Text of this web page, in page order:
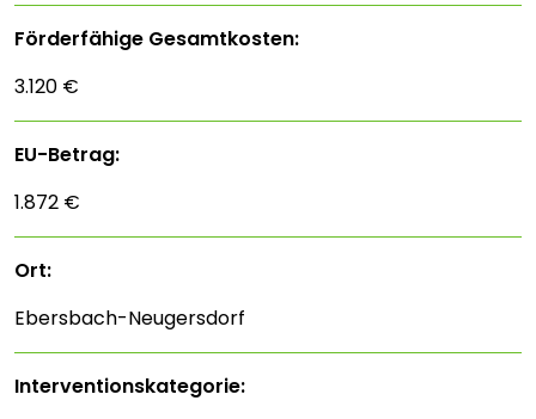
Förderfähige Gesamtkosten:
3.120 €
EU-Betrag:
1.872 €
Ort:
Ebersbach-Neugersdorf
Interventions­kategorie: